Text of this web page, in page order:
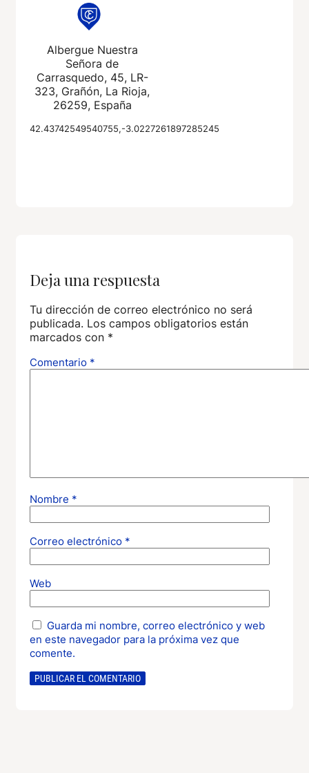
Albergue Nuestra
Señora de
Carrasquedo, 45, LR-
323, Grañón, La Rioja,
26259, España
42.43742549540755,-3.0227261897285245
Deja una respuesta
Tu dirección de correo electrónico no será
publicada. Los campos obligatorios están
marcados con *
Comentario *
Nombre *
Correo electrónico *
Web
Guarda mi nombre, correo electrónico y web
en este navegador para la próxima vez que
comente.